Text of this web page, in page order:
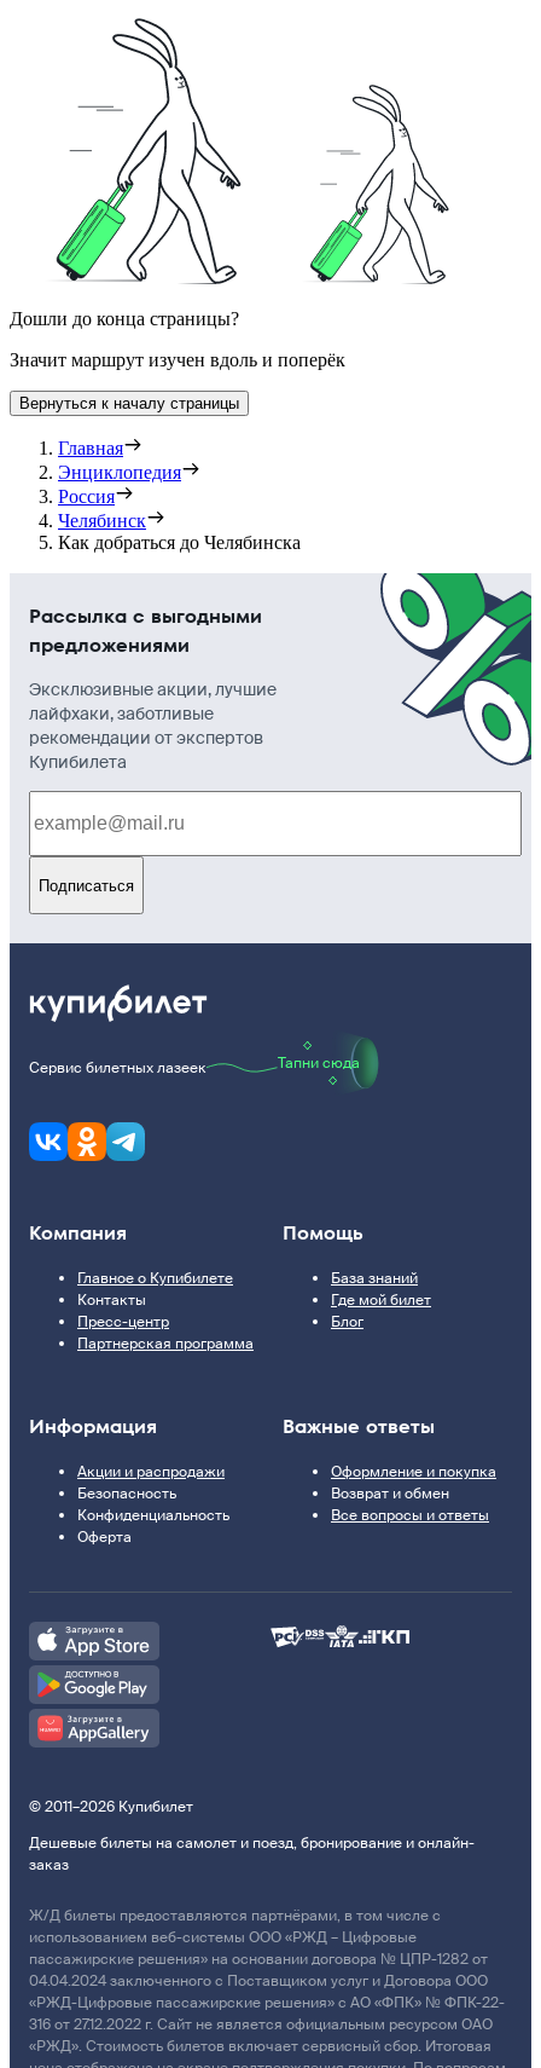
Дошли до конца страницы?
Значит маршрут изучен вдоль и поперёк
Вернуться к началу страницы
Главная
Энциклопедия
Россия
Челябинск
Как добраться до Челябинска
Рассылка с выгодными
предложениями
Эксклюзивные акции, лучшие
лайфхаки, заботливые
рекомендации от экспертов
Купибилета
Подписаться
Сервис билетных лазеек Тапни сюда
Компания
Главное о Купибилете
Контакты
Пресс-центр
Партнерская программа
Помощь
База знаний
Где мой билет
Блог
Информация
Акции и распродажи
Безопасность
Конфиденциальность
Оферта
Важные ответы
Оформление и покупка
Возврат и обмен
Все вопросы и ответы
© 2011–2026 Купибилет
Дешевые билеты на самолет и поезд, бронирование и онлайн-
заказ
Ж/Д билеты предоставляются партнёрами, в том числе с
использованием веб-системы ООО «РЖД – Цифровые
пассажирские решения» на основании договора № ЦПР-1282 от
04.04.2024 заключенного с Поставщиком услуг и Договора ООО
«РЖД-Цифровые пассажирские решения» с АО «ФПК» № ФПК-22-
316 от 27.12.2022 г. Сайт не является официальным ресурсом ОАО
«РЖД». Стоимость билетов включает сервисный сбор. Итоговая